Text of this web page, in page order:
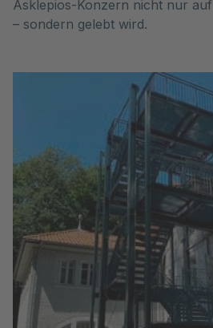
Asklepios-Konzern nicht nur
– sondern gelebt wird.